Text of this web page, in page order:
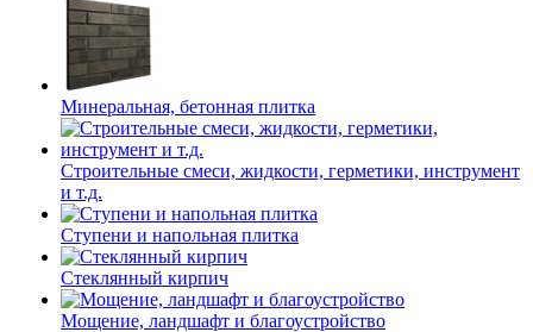
Минеральная, бетонная плитка
Строительные смеси, жидкости, герметики, инструмент
и т.д.
Ступени и напольная плитка
Cтеклянный кирпич
Мощение, ландшафт и благоустройство